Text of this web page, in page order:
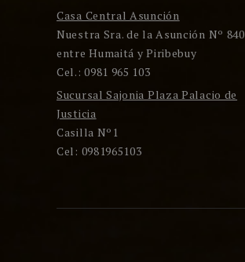
Casa Central Asunción
Nuestra Sra. de la Asunción Nº 840
entre Humaitá y Piribebuy
Cel.: 0981 965 103
Sucursal Sajonia Plaza Palacio de
Justicia
Casilla Nº1
Cel: 0981965103